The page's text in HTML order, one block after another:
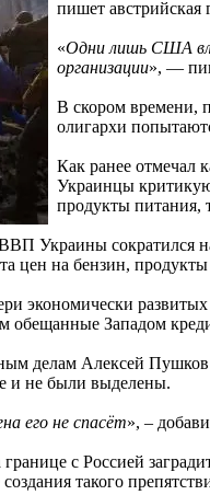
пишет австрийская
«Одни лишь США
организации», —
В скором времени,
олигархи
Как ранее отмечал
Украинцы
продукты питания,
Украины сократился
цен на бензин,
экономически
обещанные Западом
делам Алексей
и не были выделены.
его не спасёт», –
с Россией
такого